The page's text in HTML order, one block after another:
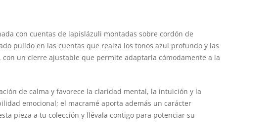
con cuentas de lapislázuli montadas sobre cordón de
pulido en las cuentas que realza los tonos azul profundo y las
un cierre ajustable que permite adaptarla cómodamente a la
de calma y favorece la claridad mental, la intuición y la
emocional; el macramé aporta además un carácter
pieza a tu colección y llévala contigo para potenciar su